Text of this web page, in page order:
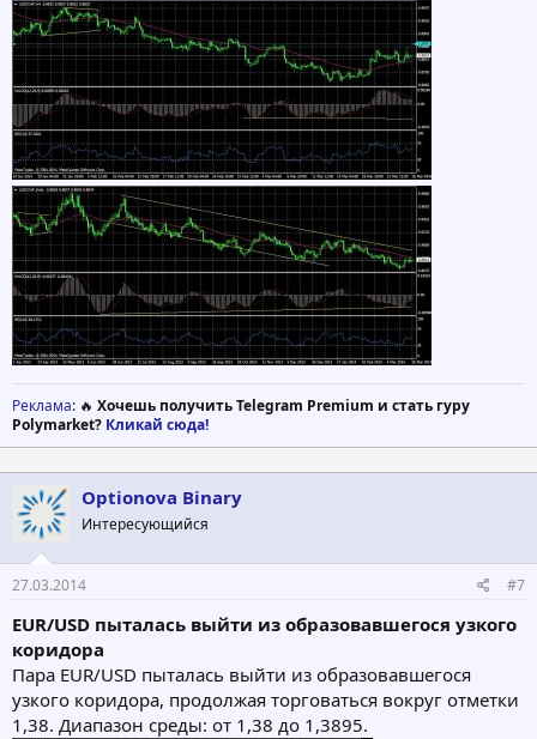
Реклама: 🔥 Хочешь получить Telegram Premium и стать гуру
Polymarket? Кликай сюда!
Optionova Binary
Интересующийся
27.03.2014 #7
EUR/USD пыталась выйти из образовавшегося узкого
коридора
Пара EUR/USD пыталась выйти из образовавшегося
узкого коридора, продолжая торговаться вокруг отметки
1,38. Диапазон среды: от 1,38 до 1,3895.